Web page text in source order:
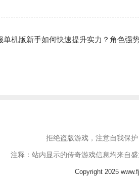
单机版新手如何快速提升实力？角色强
拒绝盗版游戏，注意自我保
注释：站内显示的传奇游戏信息均来自
Copyright 2025